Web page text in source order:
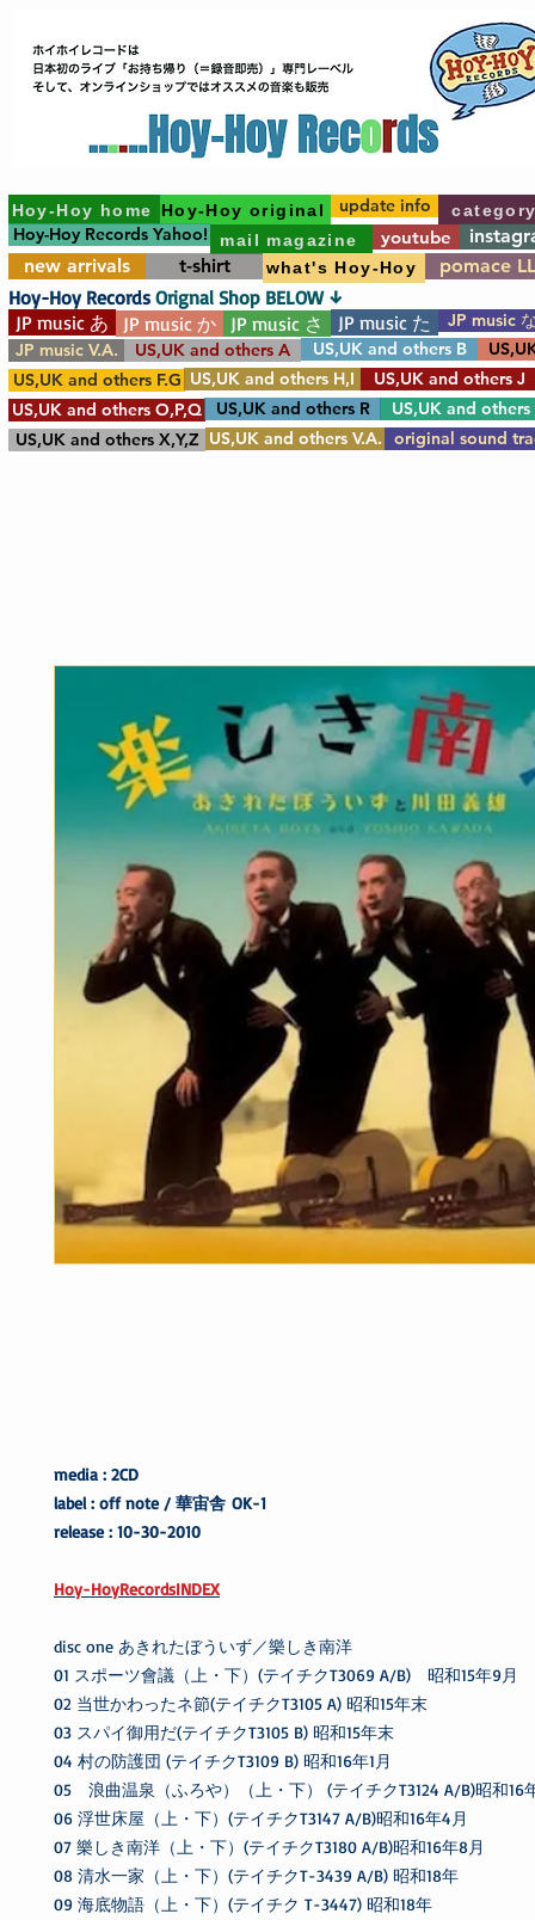
Hoy-Hoy home Hoy-Hoy original
Hoy-Hoy Records Yahoo! mail magazine youtube
new arrivals
t-shirt what's Hoy-Hoy pomace
update info
JP music あ JP music か JP music さ JP music た
JP music
JP music V.A.
US,UK and others A US,UK and others B
US,UK and others F.G US,UK and others H,I
US,UK and others J
US,UK and others O,P,Q
US,UK and others
US,UK and others R
US,UK and others X,Y,Z US,UK and others V.A. original sound
Hoy-Hoy Records Orignal Shop BELOW ↓
media : 2CD
label : off note / 華宙舎 OK-1
release : 10-30-2010
Hoy-HoyRecordsINDEX
disc one あきれたぼういず／樂しき南洋
01 スポーツ會議（上・下）(テイチクT3069 A/B) 昭和15年9月
02 当世かわったネ節(テイチクT3105 A) 昭和15年末
03 スパイ御用だ(テイチクT3105 B) 昭和15年末
04 村の防護団 (テイチクT3109 B) 昭和16年1月
05 浪曲温泉（ふろや）（上・下） (テイチクT3124 A/B)昭和16
06 浮世床屋（上・下）(テイチクT3147 A/B)昭和16年4月
07 樂しき南洋（上・下）(テイチクT3180 A/B)昭和16年8月
08 清水一家（上・下）(テイチクT-3439 A/B) 昭和18年
09 海底物語（上・下）(テイチク T-3447) 昭和18年